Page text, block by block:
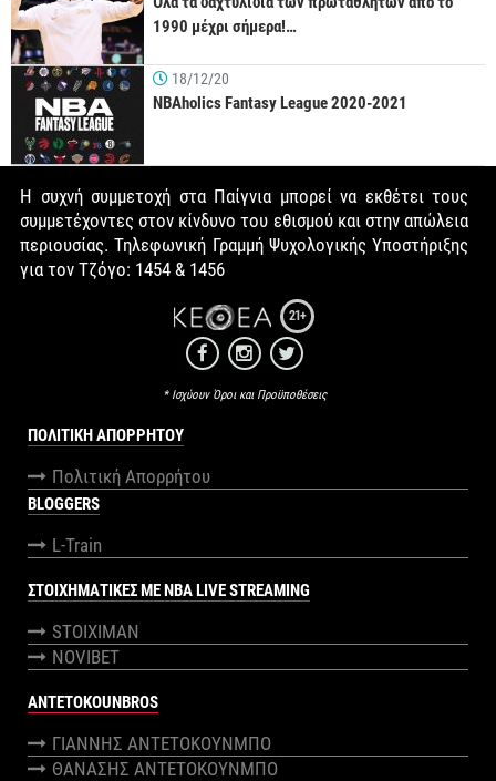
1990 μέχρι σήμερα!…
18/12/20
NBAholics Fantasy League 2020-2021
Η συχνή συμμετοχή στα Παίγνια μπορεί να εκθέτει τους
συμμετέχοντες στον κίνδυνο του εθισμού και στην απώλεια
περιουσίας. Τηλεφωνική Γραμμή Ψυχολογικής Υποστήριξης
για τον Τζόγο: 1454 & 1456
21+
* Ισχύουν Όροι και Προϋποθέσεις
ΠΟΛΙΤΙΚΉ ΑΠΟΡΡΉΤΟΥ
Πολιτική Απορρήτου
BLOGGERS
L-Train
ΣΤΟΙΧΗΜΑΤΙΚΕΣ ΜΕ NBA LIVE STREAMING
STOIXIMAN
NOVIBET
ANTETOKOUNBROS
ΓΙΑΝΝΗΣ ΑΝΤΕΤΟΚΟΥΝΜΠΟ
ΘΑΝΑΣΗΣ ΑΝΤΕΤΟΚΟΥΝΜΠΟ